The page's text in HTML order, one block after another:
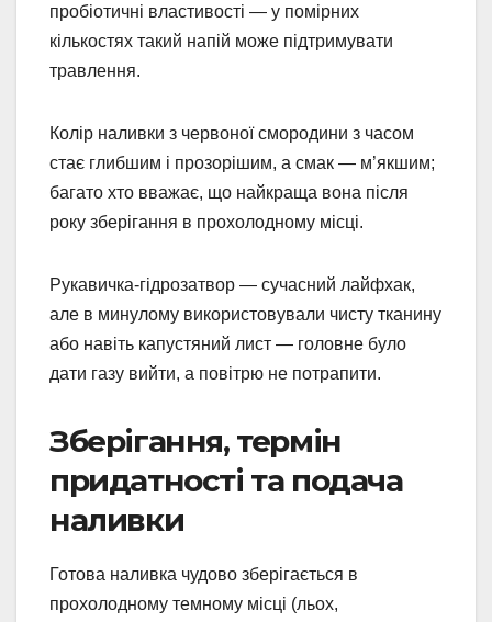
пробіотичні властивості — у помірних
кількостях такий напій може підтримувати
травлення.
Колір наливки з червоної смородини з часом
стає глибшим і прозорішим, а смак — м’якшим;
багато хто вважає, що найкраща вона після
року зберігання в прохолодному місці.
Рукавичка-гідрозатвор — сучасний лайфхак,
але в минулому використовували чисту тканину
або навіть капустяний лист — головне було
дати газу вийти, а повітрю не потрапити.
Зберігання, термін
придатності та подача
наливки
Готова наливка чудово зберігається в
прохолодному темному місці (льох,